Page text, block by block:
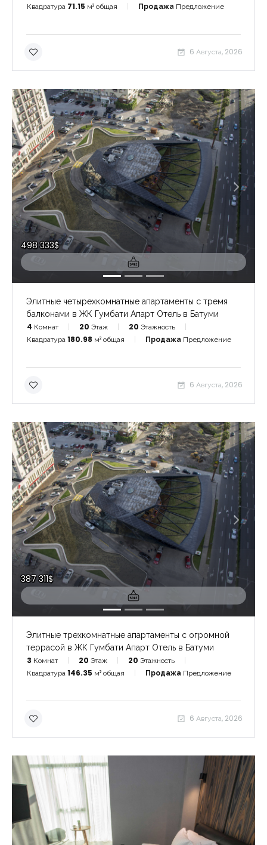
Квадратура 71.15 м² общая Продажа Предложение
6 Августа, 2026
498 333$
Элитные четырехкомнатные апартаменты с тремя
балконами в ЖК Гумбати Апарт Отель в Батуми
4 Комнат 20 Этаж 20 Этажность
Квадратура180.98 м² общая Продажа Предложение
6 Августа, 2026
387 311$
Элитные трехкомнатные апартаменты с огромной
террасой в ЖК Гумбати Апарт Отель в Батуми
3 Комнат 20 Этаж 20 Этажность
Квадратура146.35 м² общая Продажа Предложение
6 Августа, 2026
Запомнить Forgot Password?
Войти